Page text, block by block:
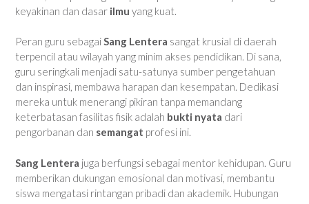
keyakinan dan dasar ilmu yang kuat.
Peran guru sebagaiSang Lentera sangat krusial di daerah
terpencil atau wilayah yang minim akses pendidikan. Di sana,
guru seringkali menjadi satu-satunya sumber pengetahuan
dan inspirasi, membawa harapan dan kesempatan. Dedikasi
mereka untuk menerangi pikiran tanpa memandang
keterbatasan fasilitas fisik adalah bukti nyata dari
pengorbanan dan semangat profesi ini.
Sang Lentera juga berfungsi sebagai mentor kehidupan. Guru
memberikan dukungan emosional dan motivasi, membantu
siswa mengatasi rintangan pribadi dan akademik. Hubungan